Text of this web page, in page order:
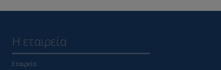
Η εταιρεία
Εταιρεία